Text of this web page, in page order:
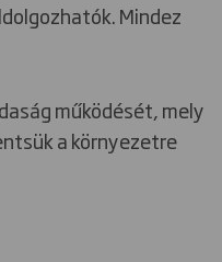
Mindez
működését, mely
a környezetre